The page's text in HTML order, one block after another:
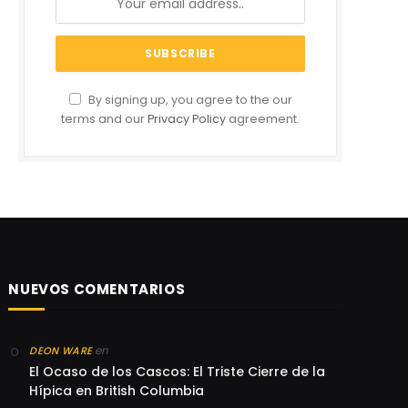
By signing up, you agree to the our
terms and ourPrivacy Policy agreement.
NUEVOS COMENTARIOS
DEON WAREen
El Ocaso de los Cascos: El Triste Cierre de la
Hípica en British Columbia